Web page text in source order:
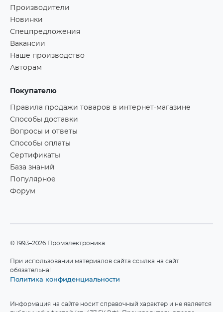
Производители
Новинки
Спецпредложения
Вакансии
Наше производство
Авторам
Покупателю
Правила продажи товаров в интернет-магазине
Способы доставки
Вопросы и ответы
Способы оплаты
Сертификаты
База знаний
Популярное
Форум
©1993–2026 Промэлектроника
При использовании материалов сайта ссылка на сайт
обязательна!
Политика конфиденциальности
Информация на сайте носит справочный характер и не является